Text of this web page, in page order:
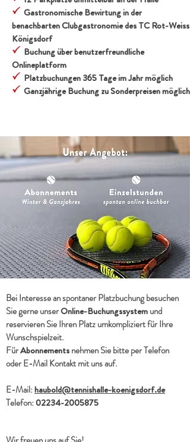
P Gastronomische Bewirtung in der
benachbarten Clubgastronomie des TC Rot-Weiss
Königsdorf
P Buchung über benutzerfreundliche
Onlineplatform
P Platzbuchungen 365 Tage im Jahr möglich
P Ganzjährige Buchung zu Sonderpreisen möglich
Bei Interesse an spontaner Platzbuchung besuchen
Sie gerneunserOnline-Buchungssystemund
reservieren Sie Ihren Platz umkompliziert für Ihre
Wunschspielzeit.
FürAbonnementsnehmen Sie bitte per Telefon
oder E-Mail Kontakt mit uns auf.
E-Mail:haubold@tennishalle-koenigsdorf.de
Telefon:02234-2005875